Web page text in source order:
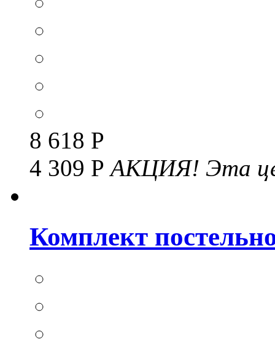
8 618 Р
4 309 РАКЦИЯ! Эта
Комплект